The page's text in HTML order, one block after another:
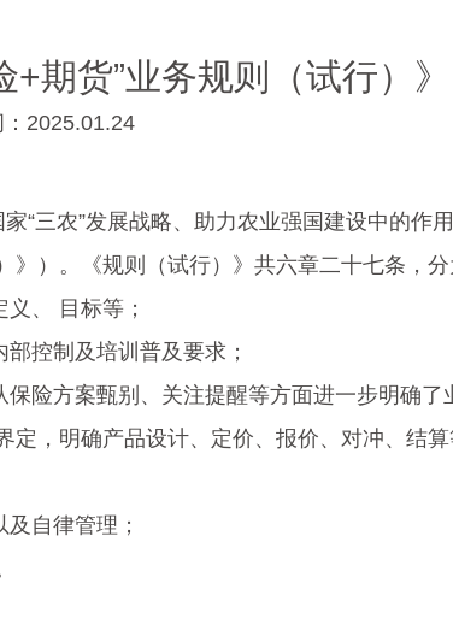
+期货”业务规则（试行）
：2025.01.24
“三农”发展战略、助力农业强国建设中的作
》）。《规则（试行）》共六章二十七条，分
、 目标等；
控制及培训普及要求；
险方案甄别、关注提醒等方面进一步明确了
定，明确产品设计、定价、报价、对冲、结
自律管理；